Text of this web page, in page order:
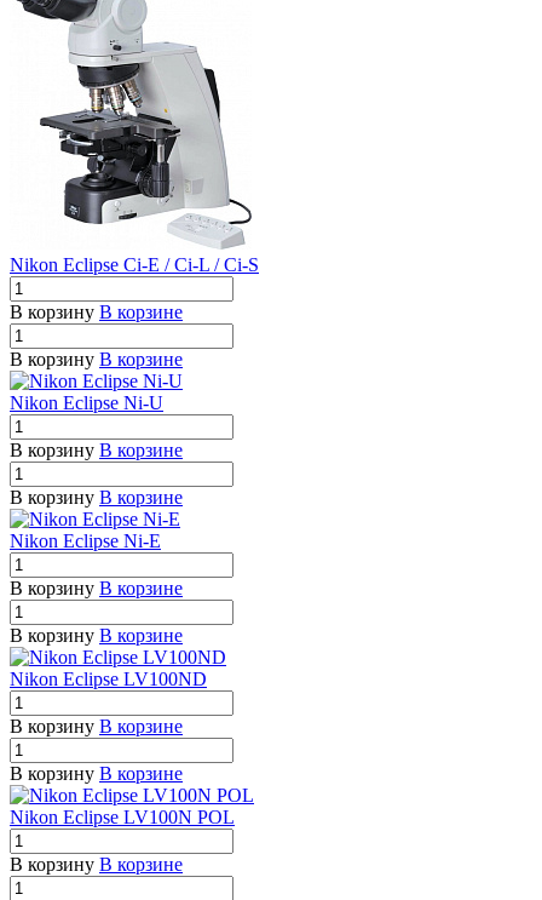
Nikon Eclipse Ci-E / Ci-L / Ci-S
В корзину В корзине
В корзину В корзине
Nikon Eclipse Ni-U
В корзину В корзине
В корзину В корзине
Nikon Eclipse Ni-E
В корзину В корзине
В корзину В корзине
Nikon Eclipse LV100ND
В корзину В корзине
В корзину В корзине
Nikon Eclipse LV100N POL
В корзину В корзине